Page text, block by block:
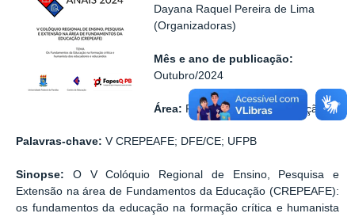
Dayana Raquel Pereira de Lima
(Organizadoras)
Mês e ano de publicação:
Outubro/2024
Área: Fundamentos da Educação
Palavras-chave: V CREPEAFE; DFE/CE; UFPB
Sinopse: O V Colóquio Regional de Ensino, Pesquisa e
Extensão na área de Fundamentos da Educação (CREPEAFE):
os fundamentos da educação na formação crítica e humanista